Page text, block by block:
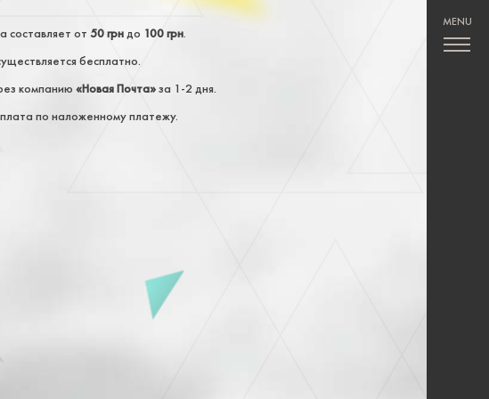
составляет от 50 грндо 100 грн.
бесплатно.
компанию «Новая Почта»за 1-2 дня.
по наложенному платежу.